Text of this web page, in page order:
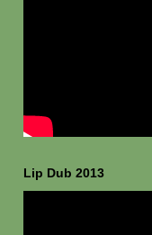
Lip Dub 2013